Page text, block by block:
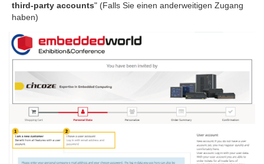
third-party accounts" (Falls Sie einen anderweitigen Zugang
haben)